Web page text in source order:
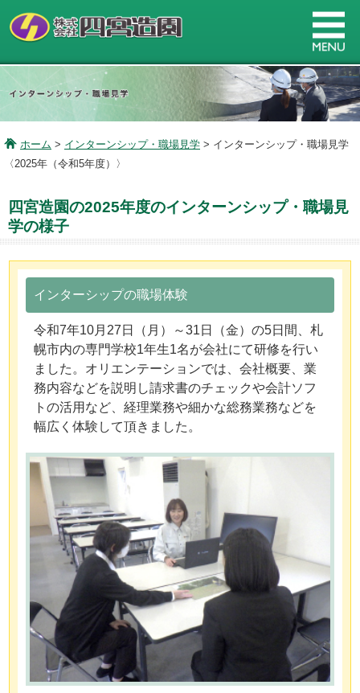
ホーム > インターンシップ・職場見学 > インターンシップ・職場見学
〈2025年（令和5年度）〉
四宮造園の2025年度のインターンシップ・職場見
学の様子
インターシップの職場体験
令和7年10月27日（月）～31日（金）の5日間、札
幌市内の専門学校1年生1名が会社にて研修を行い
ました。オリエンテーションでは、会社概要、業
務内容などを説明し請求書のチェックや会計ソフ
トの活用など、経理業務や細かな総務業務などを
幅広く体験して頂きました。